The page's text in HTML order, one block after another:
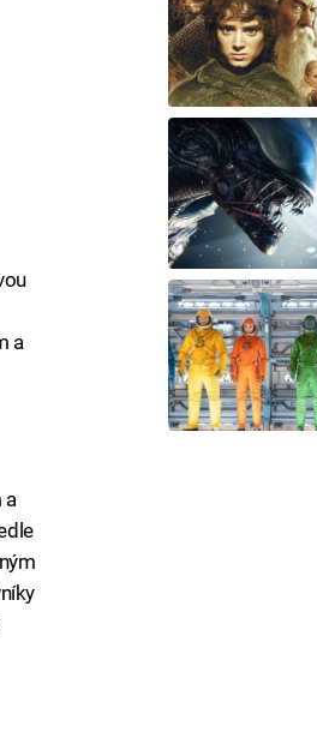
a
a